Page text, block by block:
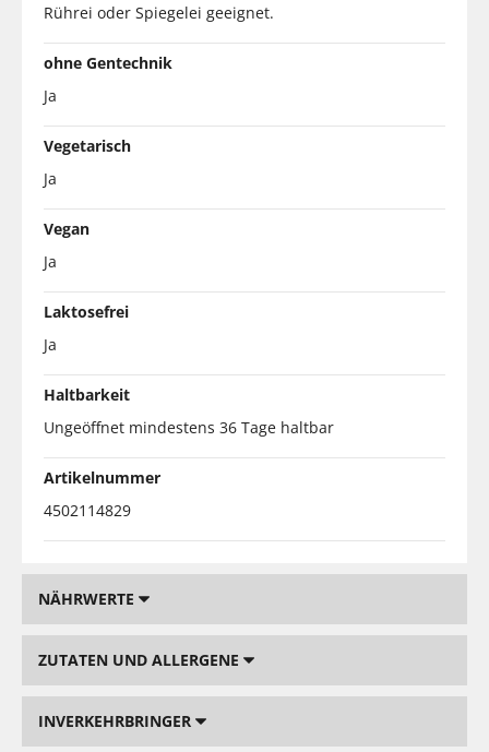
Rührei oder Spiegelei geeignet.
ohne Gentechnik
Ja
Vegetarisch
Ja
Vegan
Ja
Laktosefrei
Ja
Haltbarkeit
Ungeöffnet mindestens 36 Tage haltbar
Artikelnummer
4502114829
NÄHRWERTE
ZUTATEN UND ALLERGENE
INVERKEHRBRINGER